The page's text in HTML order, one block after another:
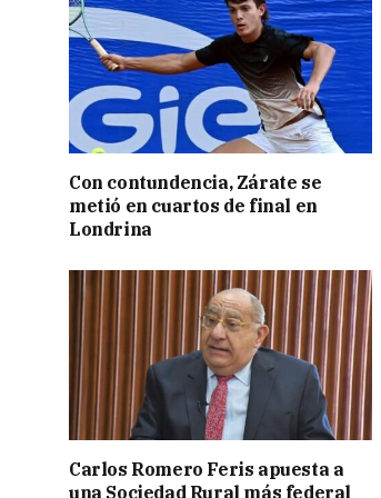
Con contundencia, Zárate se
metió en cuartos de final en
Londrina
Carlos Romero Feris apuesta a
una Sociedad Rural más federal